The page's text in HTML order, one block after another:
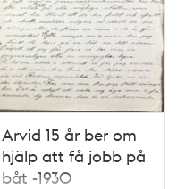
Arvid 15 år ber om
hjälp att få jobb på
båt -1930